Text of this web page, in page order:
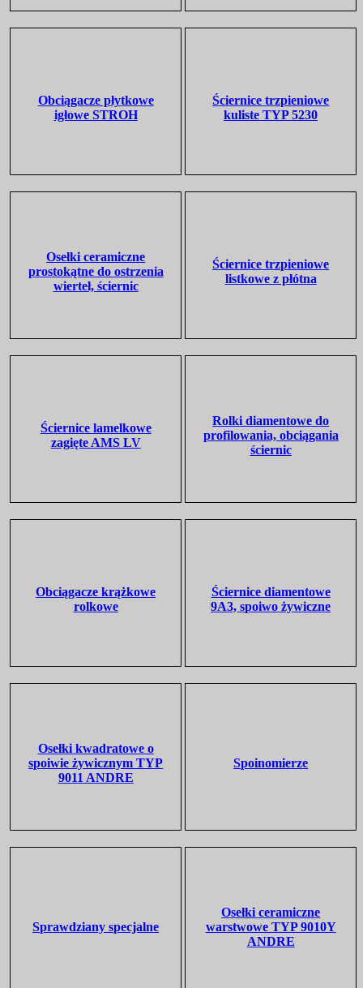
Obciągacze płytkowe
igłowe STROH
Ściernice trzpieniowe
kuliste TYP 5230
Osełki ceramiczne
prostokątne do ostrzenia
wierteł, ściernic
Ściernice trzpieniowe
listkowe z płótna
Ściernice lamelkowe
zagięte AMS LV
Rolki diamentowe do
profilowania, obciągania
ściernic
Obciągacze krążkowe
rolkowe
Ściernice diamentowe
9A3, spoiwo żywiczne
Osełki kwadratowe o
spoiwie żywicznym TYP
9011 ANDRE
Spoinomierze
Sprawdziany specjalne
Osełki ceramiczne
warstwowe TYP 9010Y
ANDRE